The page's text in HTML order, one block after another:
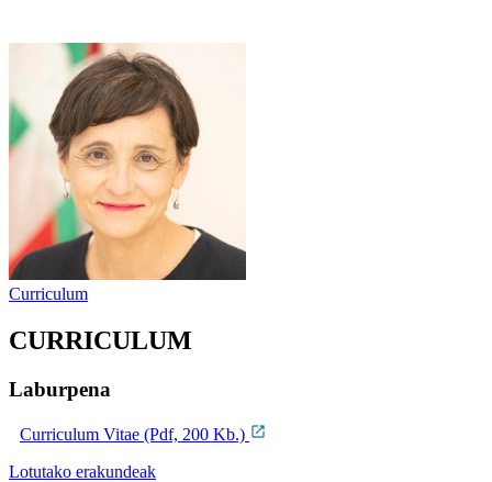
Curriculum
CURRICULUM
Laburpena
Curriculum Vitae (Pdf, 200 Kb.)
Lotutako erakundeak